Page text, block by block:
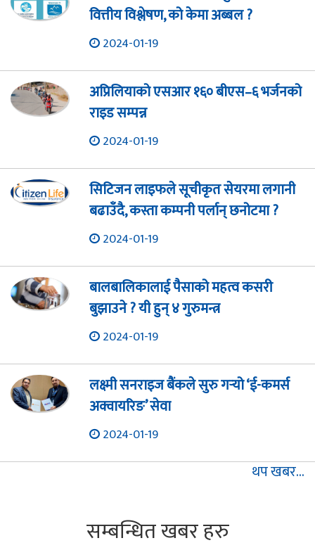
वित्तीय विश्लेषण, को केमा अब्बल ?
2024-01-19
अप्रिलियाको एसआर १६० बीएस–६ भर्जनको
राइड सम्पन्न
2024-01-19
सिटिजन लाइफले सूचीकृत सेयरमा लगानी
बढाउँदै, कस्ता कम्पनी पर्लान् छनोटमा ?
2024-01-19
बालबालिकालाई पैसाको महत्व कसरी
बुझाउने ? यी हुन् ४ गुरुमन्त्र
2024-01-19
लक्ष्मी सनराइज बैंकले सुरु गर्‍यो ‘ई-कमर्स
अक्वायरिङ’ सेवा
2024-01-19
थप खबर...
सम्बन्धित खबर हरु